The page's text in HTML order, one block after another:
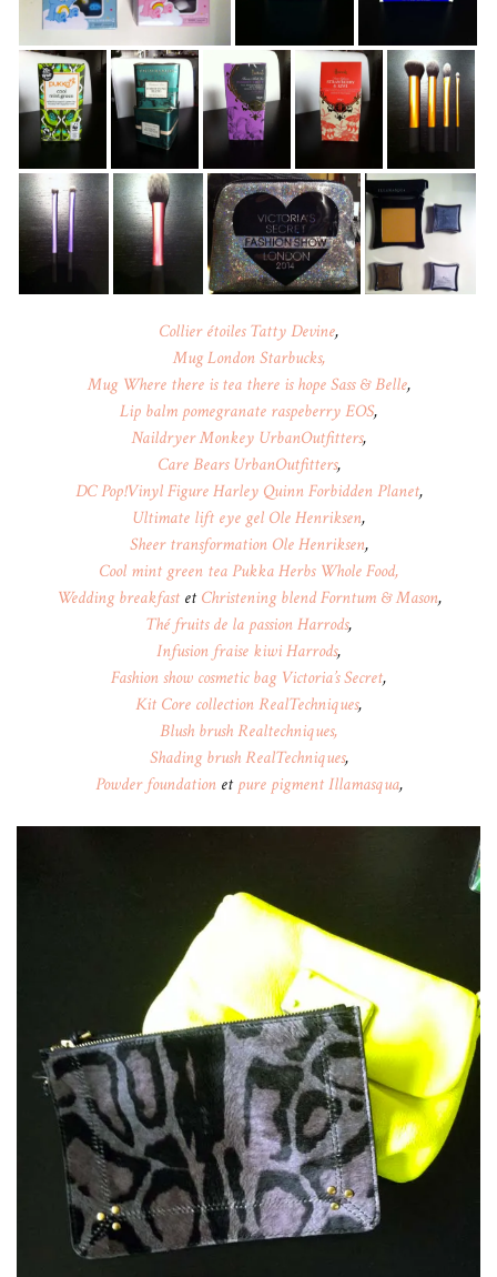
Collier étoiles Tatty Devine,
Mug London Starbucks,
Mug Where there is tea there is hope Sass & Belle,
Lip balm pomegranate raspeberry EOS,
Naildryer Monkey UrbanOutfitters,
Care Bears UrbanOutfitters,
DC Pop!Vinyl Figure Harley Quinn Forbidden Planet,
Ultimate lift eye gel Ole Henriksen,
Sheer transformation Ole Henriksen,
Cool mint green tea Pukka Herbs Whole Food,
Wedding breakfastetChristening blend Forntum & Mason,
Thé fruits de la passion Harrods,
Infusion fraise kiwi Harrods,
Fashion show cosmetic bag Victoria’s Secret,
Kit Core collection RealTechniques,
Blush brush Realtechniques,
Shading brush RealTechniques,
Powder foundationetpure pigment Illamasqua,